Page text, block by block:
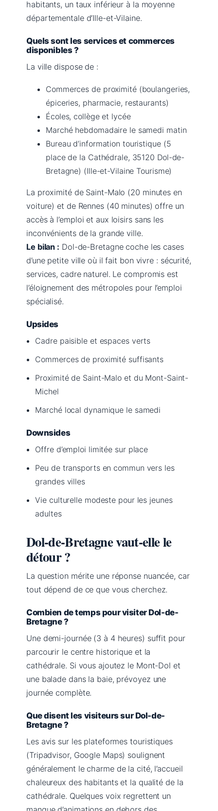
habitants, un taux inférieur à la moyenne
départementale d’Ille-et-Vilaine.
Quels sont les services et commerces
disponibles ?
La ville dispose de :
Commerces de proximité (boulangeries,
épiceries, pharmacie, restaurants)
Écoles, collège et lycée
Marché hebdomadaire le samedi matin
Bureau d’information touristique (5
place de la Cathédrale, 35120 Dol-de-
Bretagne) (Ille-et-Vilaine Tourisme)
La proximité de Saint-Malo (20 minutes en
voiture) et de Rennes (40 minutes) offre un
accès à l’emploi et aux loisirs sans les
inconvénients de la grande ville.
Le bilan : Dol-de-Bretagne coche les cases
d’une petite ville où il fait bon vivre : sécurité,
services, cadre naturel. Le compromis est
l’éloignement des métropoles pour l’emploi
spécialisé.
Upsides
Cadre paisible et espaces verts
Commerces de proximité suffisants
Proximité de Saint-Malo et du Mont-Saint-
Michel
Marché local dynamique le samedi
Downsides
Offre d’emploi limitée sur place
Peu de transports en commun vers les
grandes villes
Vie culturelle modeste pour les jeunes
adultes
Dol-de-Bretagne vaut-elle le
détour ?
La question mérite une réponse nuancée, car
tout dépend de ce que vous cherchez.
Combien de temps pour visiter Dol-de-
Bretagne ?
Une demi-journée (3 à 4 heures) suffit pour
parcourir le centre historique et la
cathédrale. Si vous ajoutez le Mont-Dol et
une balade dans la baie, prévoyez une
journée complète.
Que disent les visiteurs sur Dol-de-
Bretagne ?
Les avis sur les plateformes touristiques
(Tripadvisor, Google Maps) soulignent
généralement le charme de la cité, l’accueil
chaleureux des habitants et la qualité de la
cathédrale. Quelques voix regrettent un